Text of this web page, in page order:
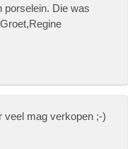
porselein. Die was
veel mag verkopen ;-)